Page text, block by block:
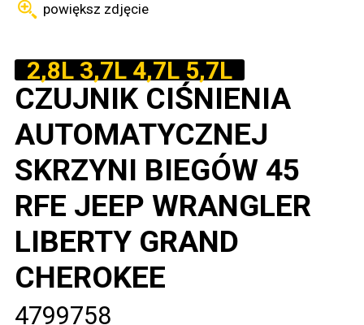
powiększ zdjęcie
2,8L 3,7L 4,7L 5,7L
CZUJNIK CIŚNIENIA
AUTOMATYCZNEJ
SKRZYNI BIEGÓW 45
RFE JEEP WRANGLER
LIBERTY GRAND
CHEROKEE
4799758